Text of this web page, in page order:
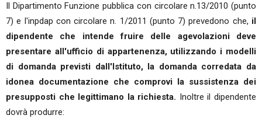
Il Dipartimento Funzione pubblica con circolare n.13/2010 (punto
7) e l'inpdap con circolare n. 1/2011 (punto 7) prevedono che, il
dipendente che intende fruire delle agevolazioni deve
presentare all'ufficio di appartenenza, utilizzando i modelli
di domanda previsti dall'Istituto, la domanda corredata da
idonea documentazione che comprovi la sussistenza dei
presupposti che legittimano la richiesta. Inoltre il dipendente
dovrà produrre: